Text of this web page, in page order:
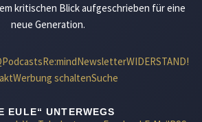
kritischen Blick aufgeschrieben für eine
neue Generation.
PodcastsRe:mindNewsletterWIDERSTAND!
Werbung schaltenSuche
EULE“ UNTERWEGS